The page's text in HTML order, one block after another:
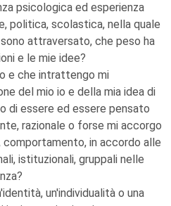
psicologica ed esperienza
politica, scolastica, nella quale
attraversato, che peso ha
e le mie idee?
e che intrattengo mi
del mio io e della mia idea di
di essere ed essere pensato
razionale o forse mi accorgo
comportamento, in accordo alle
istituzionali, gruppali nelle
un'individualità o una